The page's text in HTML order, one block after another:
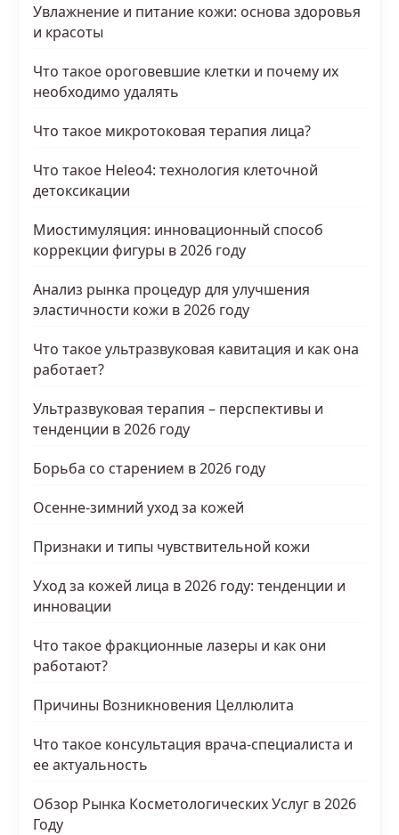
Увлажнение и питание кожи: основа здоровья
и красоты
Что такое ороговевшие клетки и почему их
необходимо удалять
Что такое микротоковая терапия лица?
Что такое Heleo4: технология клеточной
детоксикации
Миостимуляция: инновационный способ
коррекции фигуры в 2026 году
Анализ рынка процедур для улучшения
эластичности кожи в 2026 году
Что такое ультразвуковая кавитация и как она
работает?
Ультразвуковая терапия – перспективы и
тенденции в 2026 году
Борьба со старением в 2026 году
Осенне-зимний уход за кожей
Признаки и типы чувствительной кожи
Уход за кожей лица в 2026 году: тенденции и
инновации
Что такое фракционные лазеры и как они
работают?
Причины Возникновения Целлюлита
Что такое консультация врача-специалиста и
ее актуальность
Обзор Рынка Косметологических Услуг в 2026
Году